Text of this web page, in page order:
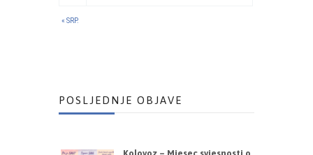
« SRP.
POSLJEDNJE OBJAVE